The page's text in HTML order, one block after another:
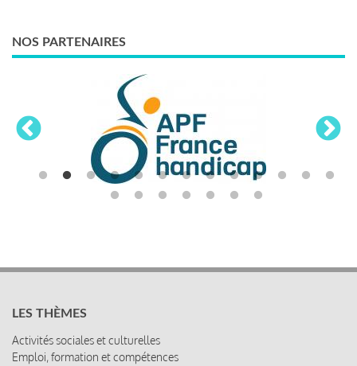
NOS PARTENAIRES
LES THÈMES
Activités sociales et culturelles
Emploi, formation et compétences